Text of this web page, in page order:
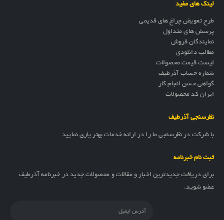
لینک های مفید
طرح تعویض چراغ های قدیمی
پرسش های متداول
نمایندگان فروش
مطالب دانلودی
لیست قیمت محصولات
شماره حساب آذرطیف
گواهی حسن انجام کار
ایران کد محصولات
نظرسنجی آذرطیف
با شرکت در نظرسنجی ما را در ارائه خدمات بهتر یاری نمایید
ثبت نام خبرنامه
برای دریافت جدیدترین اخبار و مقالات و محصولات جدید در خبرنامه آذرطیف
عضو شوید.